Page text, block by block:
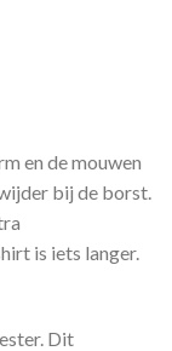
en de mouwen
bij de borst.
is iets langer.
Dit